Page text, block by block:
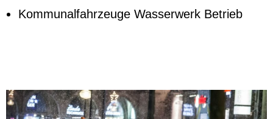
Kommunalfahrzeuge Wasserwerk Betrieb